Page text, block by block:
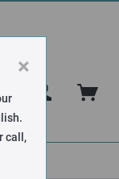
×
call,